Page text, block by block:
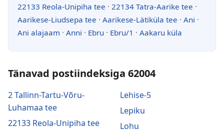
22133 Reola-Unipiha tee · 22134 Tatra-Aarike tee ·
Aarikese-Liudsepa tee · Aarikese-Lätiküla tee · Ani ·
Ani alajaam · Anni · Ebru · Ebru/1 · Aakaru küla
Tänavad postiindeksiga 62004
2 Tallinn-Tartu-Võru-
Luhamaa tee
22133 Reola-Unipiha tee
Lehise-5
Lepiku
Lohu